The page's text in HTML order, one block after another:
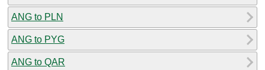
ANG to PLN
ANG to PYG
ANG to QAR